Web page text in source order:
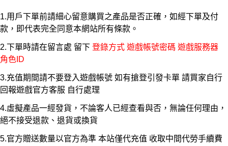
1.用戶下單前請細心留意購買之產品是否正確，如經下單及付
款，即代表完全同意本網站所有條款。
2.下單時請在留言處 留下 登錄方式 遊戲帳號密碼 遊戲服務器
角色ID
3.充值期間請不要登入遊戲帳號 如有搶登引發卡單 請買家自行
回報遊戲官方客服 自行處理
4.虛擬產品一經發貨，不論客人已經查看與否，無論任何理由，
絕不接受退款、退貨或換貨
5.官方贈送數量以官方為準 本站僅代充值 收取中間代勞手續費